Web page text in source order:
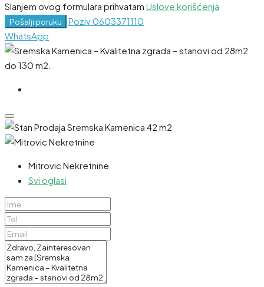
Slanjem ovog formulara prihvatam Uslove korišćenja
Pošalji poruku Poziv0603371110
WhatsApp
Mitrovic Nekretnine
Svi oglasi